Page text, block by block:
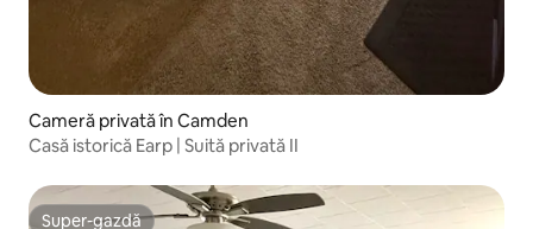
Cameră privată în Camden
Casă istorică Earp | Suită privată II
Super-gazdă